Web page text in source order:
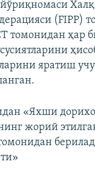
йўриқномаси
(FIPP)
томонидан ҳар
яратиш
«Яхши
жорий